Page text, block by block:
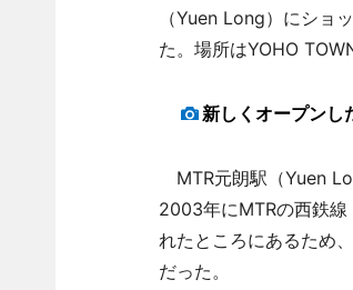
（Yuen Long）にショ
た。場所はYOHO
新しくオープンし
MTR元朗駅（Yuen
2003年にMTRの西鉄
れたところにあるため
だった。